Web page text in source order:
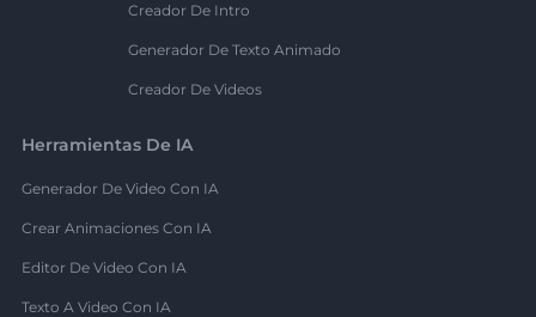
Creador De Intro
Generador De Texto Animado
Creador De Videos
Herramientas De IA
Generador De Video Con IA
Crear Animaciones Con IA
Editor De Video Con IA
Texto A Video Con IA